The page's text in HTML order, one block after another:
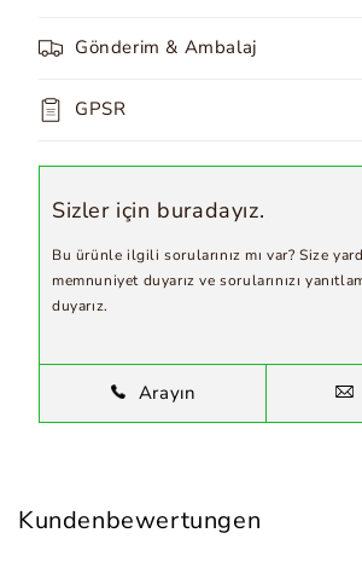
Gönderim & Ambalaj
GPSR
Sizler için buradayız.
Bu ürünle ilgili sorularınız mı var? Size
memnuniyet duyarız ve sorularınızı
duyarız.
Arayın
Kundenbewertungen